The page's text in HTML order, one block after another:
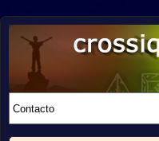
A PERSONAL SITE